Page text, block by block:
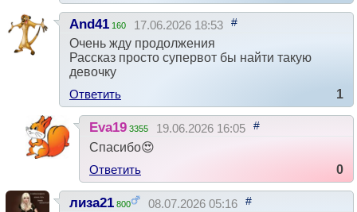
And41 160 17.06.2026 18:53 #
Очень жду продолжения
Рассказ просто супервот бы найти такую
девочку
Ответить
1
Eva19 3355 19.06.2026 16:05 #
Спасибо😍
Ответить
0
лиза21 800 08.07.2026 05:16 #